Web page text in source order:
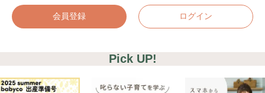
会員登録 ログイン
Pick UP!